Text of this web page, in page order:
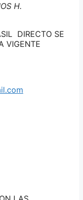
H.
DIRECTO SE
VIGENTE